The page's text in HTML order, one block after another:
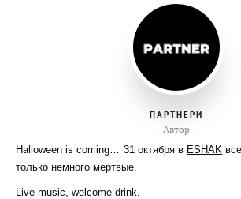
ПАРТНЕРИ
Автор
Halloween is coming… 31 октября в ESHAK
только немного мертвые.
Live music, welcome drink.